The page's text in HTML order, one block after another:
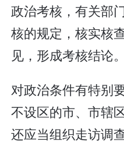
政治考核，有关部
核的规定，核实核
见，形成考核结论。
对政治条件有特别
不设区的市、市辖
还应当组织走访调